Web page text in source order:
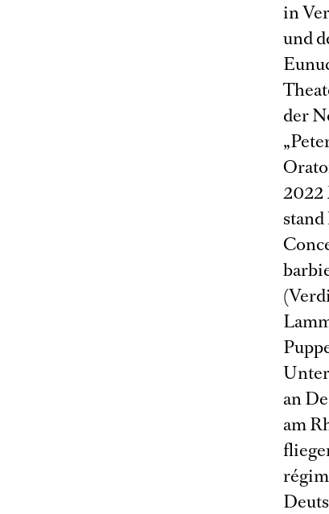
in
und
der
2022
an
am